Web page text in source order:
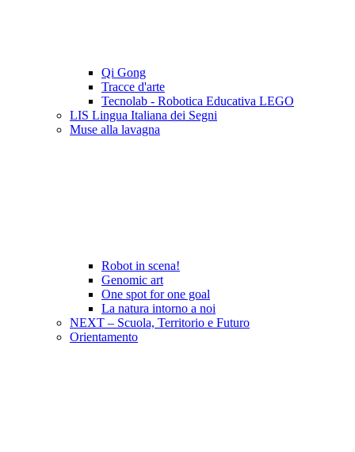
Qi Gong
Tracce d'arte
Tecnolab - Robotica Educativa LEGO
LIS Lingua Italiana dei Segni
Muse alla lavagna
Robot in scena!
Genomic art
One spot for one goal
La natura intorno a noi
NEXT – Scuola, Territorio e Futuro
Orientamento